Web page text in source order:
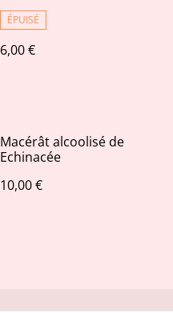
ÉPUISÉ
6,00 €
Macérât alcoolisé de
Echinacée
10,00 €